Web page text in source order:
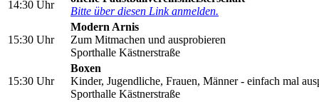
14:30 Uhr
Bitte über diesen Link anmelden.
15:30 Uhr
Modern Arnis
Zum Mitmachen und ausprobieren
Sporthalle Kästnerstraße
15:30 Uhr
Boxen
Kinder, Jugendliche, Frauen, Männer - einfach mal
Sporthalle Kästnerstraße